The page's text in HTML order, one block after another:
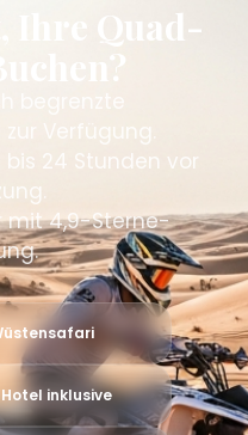
Ihre Quad-
begrenzte
Verfügung.
24 Stunden vor
mit 4,9-Sterne-
inklusive